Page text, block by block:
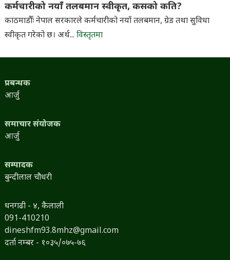
कर्मचारीको नयाँ तलबमान स्वीकृत, कसको कति?
काठमाडौँः नेपाल सरकारले कर्मचारीको नयाँ तलबमान, ग्रेड तथा सुविधा
स्वीकृत गरेको छ। अर्थ... विस्तृतमा
प्रबन्धक
आर्जु
समाचार संयोजक
आर्जु
सम्पादक
बुन्दीलाल चौधरी
धनगढी - ४, कैलाली
091-410210
dineshfm93.8mhz@gmail.com
दर्ता नम्बर - १०३५/०७५-७६